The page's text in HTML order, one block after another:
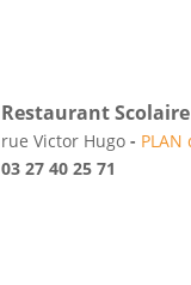
Restaurant
rue Victor Hugo - PLAN
03 27 40 25 71